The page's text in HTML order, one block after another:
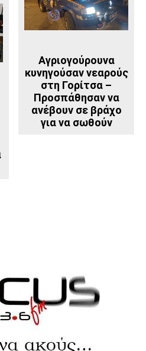
Αγριογούρουνα
κυνηγούσαν νεαρούς
στη Γορίτσα –
Προσπάθησαν να
ανέβουν σε βράχο
για να σωθούν